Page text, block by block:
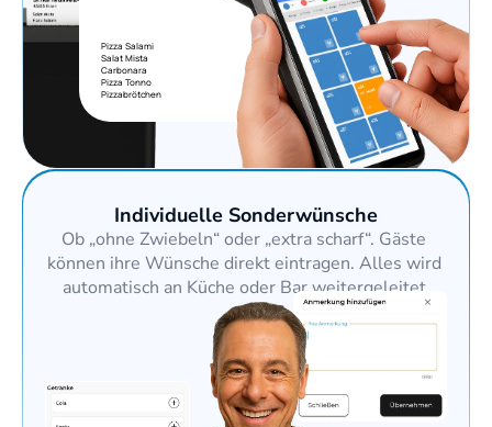
Pizza Salami
9,70 €
Salat Mista
Carbonara
Pizza Tonno
Pizzabrötchen
4,50 €
Individuelle Sonderwünsche
Ob „ohne Zwiebeln“ oder „extra scharf“. Gäste
können ihre Wünsche direkt eintragen. Alles wird
automatisch an Küche oder Bar weitergeleitet.